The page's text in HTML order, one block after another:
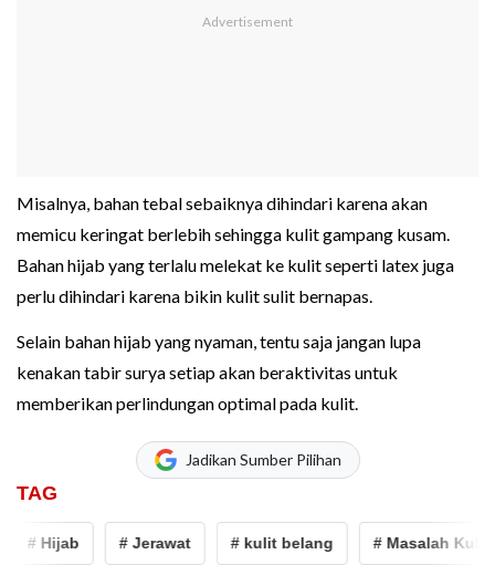
Misalnya, bahan tebal sebaiknya dihindari karena akan
memicu keringat berlebih sehingga kulit gampang kusam.
Bahan hijab yang terlalu melekat ke kulit seperti latex juga
perlu dihindari karena bikin kulit sulit bernapas.
Selain bahan hijab yang nyaman, tentu saja jangan lupa
kenakan tabir surya setiap akan beraktivitas untuk
memberikan perlindungan optimal pada kulit.
Jadikan Sumber Pilihan
TAG
# Hijab # Jerawat # kulit belang # Masalah Kulit